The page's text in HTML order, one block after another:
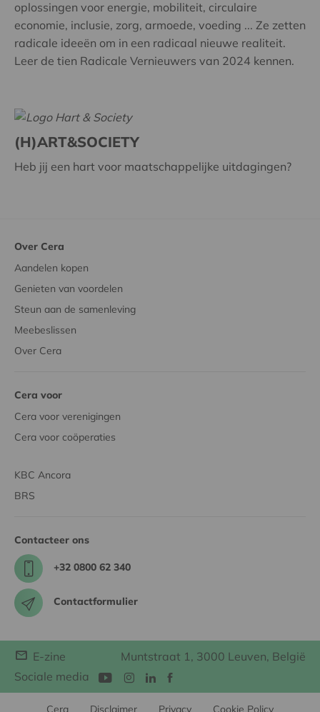
oplossingen voor energie, mobiliteit, circulaire
economie, inclusie, zorg, armoede, voeding ... Ze zetten
radicale ideeën om in een radicaal nieuwe realiteit.
Leer de tien Radicale Vernieuwers van 2024 kennen.
(H)ART&SOCIETY
Heb jij een hart voor maatschappelijke uitdagingen?
Over Cera
Aandelen kopen
Genieten van voordelen
Steun aan de samenleving
Meebeslissen
Over Cera
Cera voor
Cera voor verenigingen
Cera voor coöperaties
KBC Ancora
BRS
Contacteer ons
+32 0800 62 340
Contactformulier
E-zine
Muntstraat 1, 3000 Leuven, België
Sociale media
Cera Disclaimer Privacy Cookie Policy